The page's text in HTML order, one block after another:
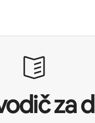
za